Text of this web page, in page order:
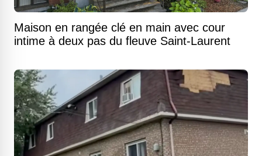
Maison en rangée clé en main avec cour
intime à deux pas du fleuve Saint-Laurent